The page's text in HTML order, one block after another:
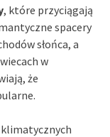
, które przyciągają
spacery
słońca, a
w
że
klimatycznych